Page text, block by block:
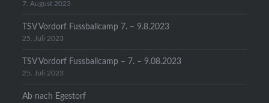
7. August 2023
TSV Vordorf Fussballcamp 7. – 9.8.2023
25. Juli 2023
TSV Vordorf Fussballcamp – 7. – 9.08.2023
25. Juli 2023
Ab nach Egestorf